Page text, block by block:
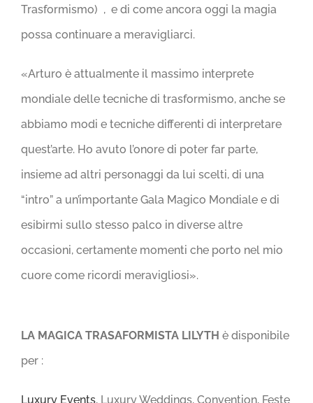
Trasformismo) , e di come ancora oggi la magia
possa continuare a meravigliarci.
«Arturo è attualmente il massimo interprete
mondiale delle tecniche di trasformismo, anche se
abbiamo modi e tecniche differenti di interpretare
quest’arte. Ho avuto l’onore di poter far parte,
insieme ad altri personaggi da lui scelti, di una
“intro” a un’importante Gala Magico Mondiale e di
esibirmi sullo stesso palco in diverse altre
occasioni, certamente momenti che porto nel mio
cuore come ricordi meravigliosi».
LA MAGICA TRASAFORMISTA LILYTH è disponibile
per :
Luxury Events, Luxury Weddings, Convention, Feste